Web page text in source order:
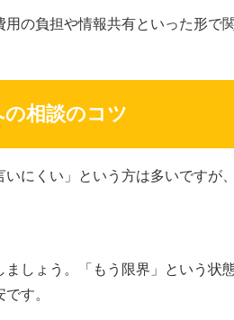
の負担や情報共有といった形で
相談のコツ
いにくい」という方は多いですが
しょう。「もう限界」という状
す。